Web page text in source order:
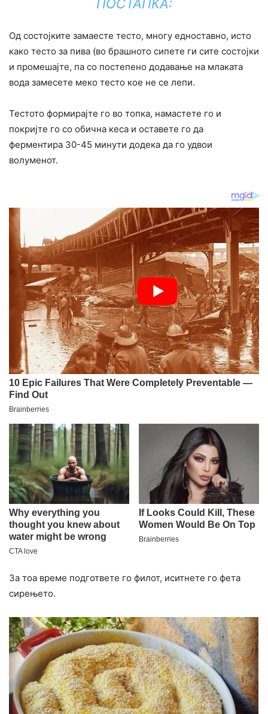
ПОСТАПКА:
Од состојките замаесте тесто, многу едноставно, исто
како тесто за пива (во брашното сипете ги сите состојки
и промешајте, па со постепено додавање на млаката
вода замесете меко тесто кое не се лепи.
Тестото формирајте го во топка, намастете го и
покријте го со обична кеса и оставете го да
ферментира 30-45 минути додека да го удвои
волуменот.
За тоа време подгответе го филот, иситнете го фета
сирењето.